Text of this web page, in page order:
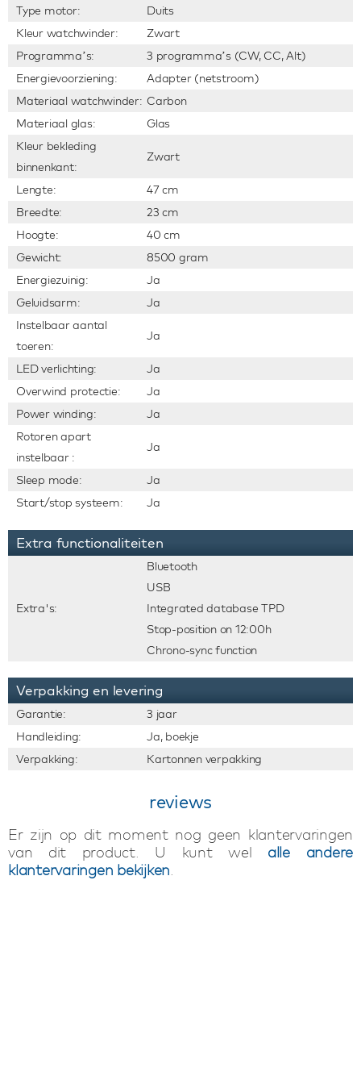
Type motor:
Duits
Kleur watchwinder:
Zwart
Programma’s:
3 programma’s (CW, CC, Alt)
Energievoorziening:
Adapter (netstroom)
Materiaal watchwinder: Carbon
Materiaal glas:
Glas
Kleur bekleding
binnenkant:
Zwart
Lengte:
47 cm
Breedte:
23 cm
Hoogte:
40 cm
Gewicht:
8500 gram
Energiezuinig:
Ja
Geluidsarm:
Ja
Instelbaar aantal
toeren:
Ja
LED verlichting:
Ja
Overwind protectie:
Ja
Power winding:
Ja
Rotoren apart
instelbaar :
Ja
Sleep mode:
Ja
Start/stop systeem:
Ja
Extra functionaliteiten
Extra's:
Bluetooth
USB
Integrated database TPD
Stop-position on 12:00h
Chrono-sync function
Verpakking en levering
Garantie:
3 jaar
Handleiding:
Ja, boekje
Verpakking:
Kartonnen verpakking
reviews
Er zijn op dit moment nog geen klantervaringen
van dit product. U kunt wel alle andere
klantervaringen bekijken.